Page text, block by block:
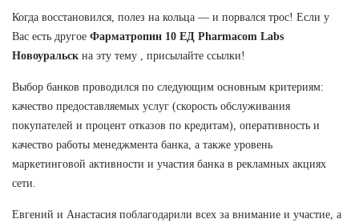
Когда восстановился, полез на кольца — и порвался трос! Если у
Вас есть другое Фарматропин 10 ЕД Pharmacom Labs
Новоуральск на эту тему , присылайте ссылки!
Выбор банков проводился по следующим основным критериям:
качество предоставляемых услуг (скорость обслуживания
покупателей и процент отказов по кредитам), оперативность и
качество работы менеджмента банка, а также уровень
маркетинговой активности и участия банка в рекламных акциях
сети.
Евгений и Анастасия поблагодарили всех за внимание и участие, а